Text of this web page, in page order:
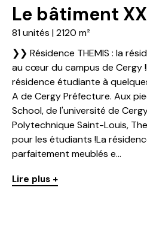
Le bâtiment
81 unités | 2120 m²
❯❯ Résidence THEMIS : la
au cœur du campus de Cergy
résidence étudiante à
A de Cergy Préfecture. Aux
School, de l'université de
Polytechnique Saint-Louis,
pour les étudiants !La
parfaitement meublés e...
Lire plus +